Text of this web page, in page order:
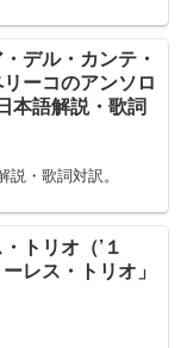
デル・カンテ・
ーコのアンソロ
本語解説・歌詞
・歌詞対訳。
トリオ（’１
レス・トリオ」